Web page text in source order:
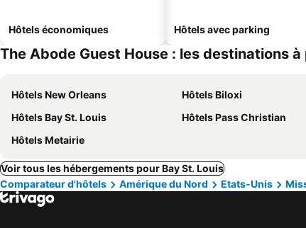
Hôtels économiques Hôtels avec parking
The Abode Guest House : les destinations
Hôtels New Orleans Hôtels Biloxi
Hôtels Bay St. Louis
Hôtels Pass Christian
Hôtels Metairie
Voir tous les hébergements pour Bay St. Louis
Comparateur d'hôtels
Amérique du Nord Etats-Unis